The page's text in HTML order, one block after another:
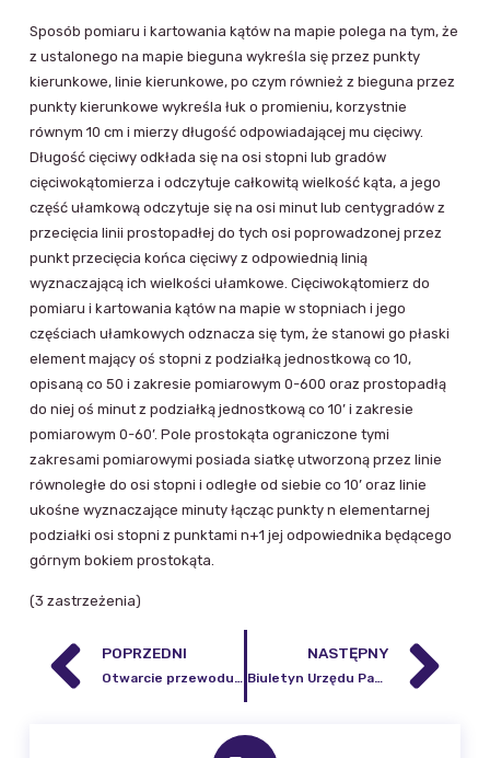
Sposób pomiaru i kartowania kątów na mapie polega na tym, że
z ustalonego na mapie bieguna wykreśla się przez punkty
kierunkowe, linie kierunkowe, po czym również z bieguna przez
punkty kierunkowe wykreśla łuk o promieniu, korzystnie
równym 10 cm i mierzy długość odpowiadającej mu cięciwy.
Długość cięciwy odkłada się na osi stopni lub gradów
cięciwokątomierza i odczytuje całkowitą wielkość kąta, a jego
część ułamkową odczytuje się na osi minut lub centygradów z
przecięcia linii prostopadłej do tych osi poprowadzonej przez
punkt przecięcia końca cięciwy z odpowiednią linią
wyznaczającą ich wielkości ułamkowe. Cięciwokątomierz do
pomiaru i kartowania kątów na mapie w stopniach i jego
częściach ułamkowych odznacza się tym, że stanowi go płaski
element mający oś stopni z podziałką jednostkową co 10,
opisaną co 50 i zakresie pomiarowym 0-600 oraz prostopadłą
do niej oś minut z podziałką jednostkową co 10’ i zakresie
pomiarowym 0-60’. Pole prostokąta ograniczone tymi
zakresami pomiarowymi posiada siatkę utworzoną przez linie
równoległe do osi stopni i odległe od siebie co 10’ oraz linie
ukośne wyznaczające minuty łącząc punkty n elementarnej
podziałki osi stopni z punktami n+1 jej odpowiednika będącego
górnym bokiem prostokąta.
(3 zastrzeżenia)
POPRZEDNI
Otwarcie przewodu doktorskiego mgr inż. Bartłomieja Kraszewskiego
NASTĘPNY
Biuletyn Urzędu Patentowego 2008